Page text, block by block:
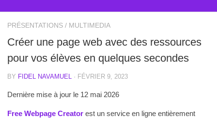
PRÉSENTATIONS / MULTIMEDIA
Créer une page web avec des ressources
pour vos élèves en quelques secondes
BY FIDEL NAVAMUEL · FÉVRIER 9, 2023
Dernière mise à jour le 12 mai 2026
Free Webpage Creator est un service en ligne entièrement